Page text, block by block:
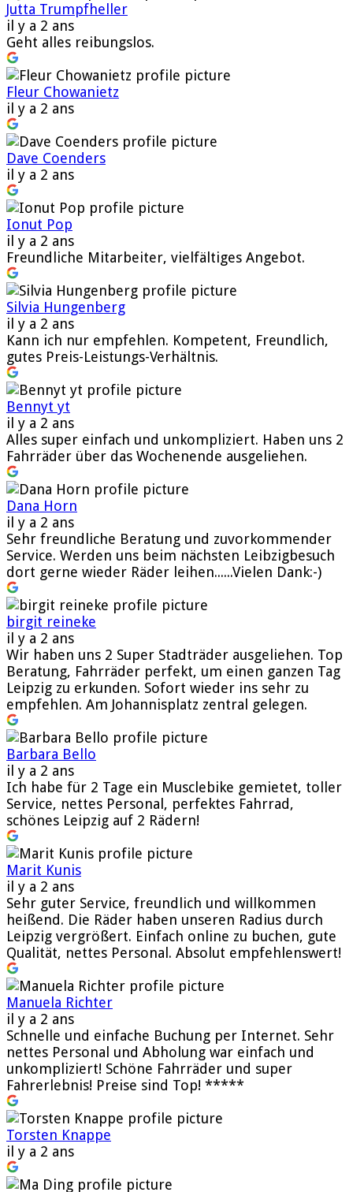
Jutta Trumpfheller
il y a 2 ans
Geht alles reibungslos.
Fleur Chowanietz
il y a 2 ans
Dave Coenders
il y a 2 ans
Ionut Pop
il y a 2 ans
Freundliche Mitarbeiter, vielfältiges Angebot.
Silvia Hungenberg
il y a 2 ans
Kann ich nur empfehlen. Kompetent, Freundlich,
gutes Preis-Leistungs-Verhältnis.
Bennyt yt
il y a 2 ans
Alles super einfach und unkompliziert. Haben uns 2
Fahrräder über das Wochenende ausgeliehen.
Dana Horn
il y a 2 ans
Sehr freundliche Beratung und zuvorkommender
Service. Werden uns beim nächsten Leibzigbesuch
dort gerne wieder Räder leihen......Vielen Dank:-)
birgit reineke
il y a 2 ans
Wir haben uns 2 Super Stadträder ausgeliehen. Top
Beratung, Fahrräder perfekt, um einen ganzen Tag
Leipzig zu erkunden. Sofort wieder ins sehr zu
empfehlen. Am Johannisplatz zentral gelegen.
Barbara Bello
il y a 2 ans
Ich habe für 2 Tage ein Musclebike gemietet, toller
Service, nettes Personal, perfektes Fahrrad,
schönes Leipzig auf 2 Rädern!
Marit Kunis
il y a 2 ans
Sehr guter Service, freundlich und willkommen
heißend. Die Räder haben unseren Radius durch
Leipzig vergrößert. Einfach online zu buchen, gute
Qualität, nettes Personal. Absolut empfehlenswert!
Manuela Richter
il y a 2 ans
Schnelle und einfache Buchung per Internet. Sehr
nettes Personal und Abholung war einfach und
unkompliziert! Schöne Fahrräder und super
Fahrerlebnis! Preise sind Top! *****
Torsten Knappe
il y a 2 ans